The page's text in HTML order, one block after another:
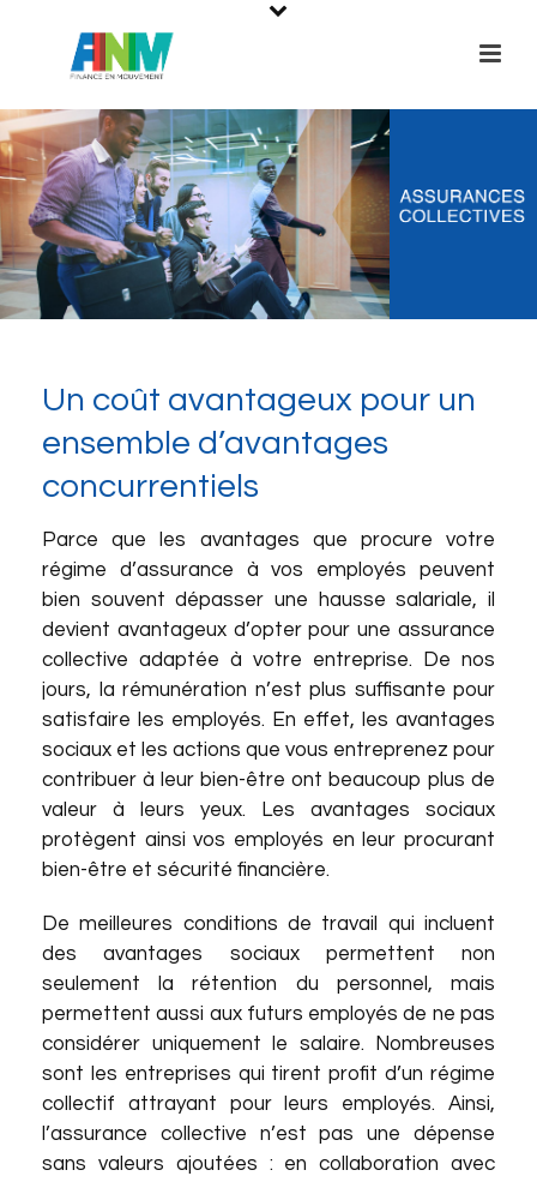
Un coût avantageux pour un
ensemble d’avantages
concurrentiels
Parce que les avantages que procure votre
régime d’assurance à vos employés peuvent
bien souvent dépasser une hausse salariale, il
devient avantageux d’opter pour une assurance
collective adaptée à votre entreprise. De nos
jours, la rémunération n’est plus suffisante pour
satisfaire les employés. En effet, les avantages
sociaux et les actions que vous entreprenez pour
contribuer à leur bien-être ont beaucoup plus de
valeur à leurs yeux. Les avantages sociaux
protègent ainsi vos employés en leur procurant
bien-être et sécurité financière.
De meilleures conditions de travail qui incluent
des avantages sociaux permettent non
seulement la rétention du personnel, mais
permettent aussi aux futurs employés de ne pas
considérer uniquement le salaire. Nombreuses
sont les entreprises qui tirent profit d’un régime
collectif attrayant pour leurs employés. Ainsi,
l’assurance collective n’est pas une dépense
sans valeurs ajoutées : en collaboration avec